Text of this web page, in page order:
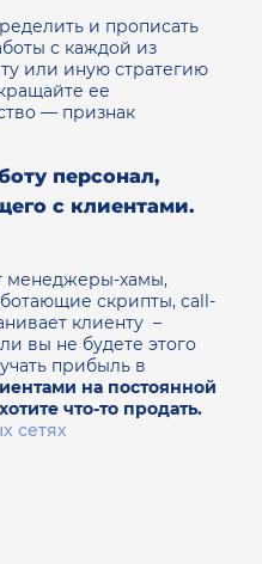
и прописать
с каждой из
или иную стратегию
ее
— признак
персонал,
с клиентами.
менеджеры-хамы,
скрипты, call-
клиенту –
вы не будете этого
прибыль в
на постоянной
что-то продать.
сетях